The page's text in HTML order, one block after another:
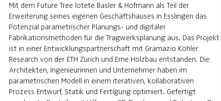
Mit dem Future Tree lotete Basler & Hofmann als Teil der
Erweiterung seines eigenen Geschäftshauses in Esslingen das
Potenzial parametrischer Planungs- und digitaler
Fabrikationsmethoden für die Tragwerksplanung aus. Das Projekt
ist in einer Entwicklungspartnerschaft mit Gramazio Kohler
Research von der ETH Zürich und Erne Holzbau entstanden. Die
Architekten, Ingenieurinnen und Unternehmer haben im
parametrischen Modell in einem iterativen, kollaborativen
Prozess Entwurf, Statik und Fertigung optimiert. Gefertigt